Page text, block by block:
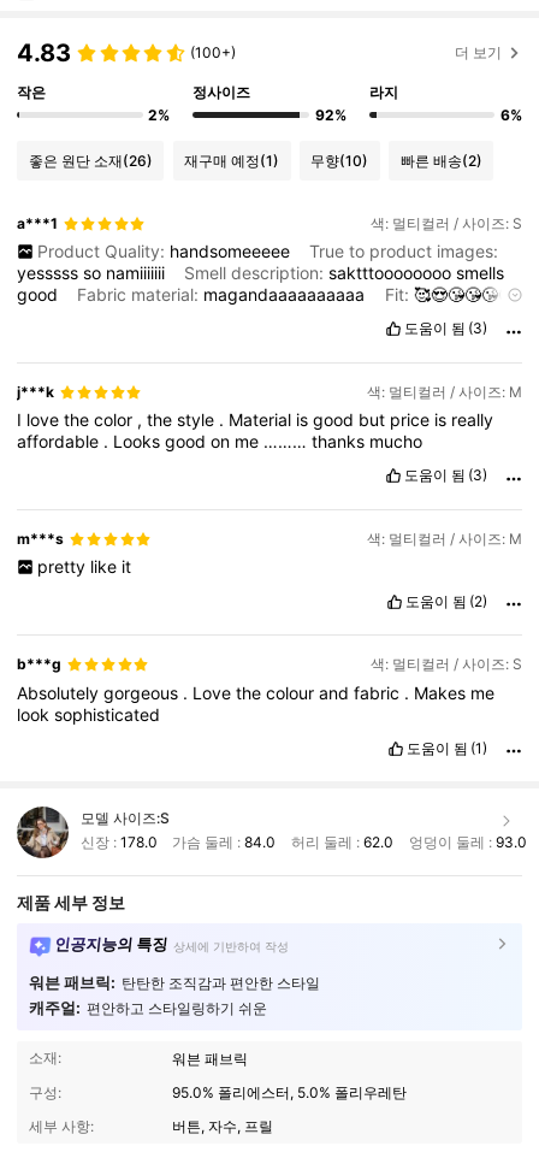
4.83 (100+) 더 보기
작은
2%
정사이즈
92%
라지
6%
좋은 원단 소재(26) 재구매 예정(1) 무향(10) 빠른 배송(2)
a***1 색: 멀티컬러 / 사이즈: S
Product Quality: handsomeeeee
True to product images:
yesssssso namiiiiiii Smell description:saktttoooooooosmells
good
Fabric material: magandaaaaaaaaaa Fit: 🥰😍😘😘😘😘
도움이 됨 (3)
j***k 색: 멀티컬러 / 사이즈: M
I lovethecolor ,thestyle . Material isgood but price is really
affordable . Looksgoodon me ………thanks mucho
도움이 됨 (3)
m***s 색: 멀티컬러 / 사이즈: M
pretty like it
도움이 됨 (2)
b***g 색: 멀티컬러 / 사이즈: S
Absolutelygorgeous . Lovethecolourandfabric . Makes me
looksophisticated
도움이 됨 (1)
모델 사이즈:S
신장 : 178.0 가슴 둘레 :84.0 허리 둘레 : 62.0 엉덩이 둘레 : 93.0
제품 세부 정보
인공지능의 특징 상세에 기반하여 작성
워븐 패브릭: 탄탄한 조직감과 편안한 스타일
캐주얼: 편안하고 스타일링하기 쉬운
소재:
워븐 패브릭
구성:
95.0% 폴리에스터, 5.0% 폴리우레탄
세부 사항:
버튼, 자수, 프릴